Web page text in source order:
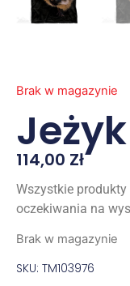
Brak w magazynie
114,00 Zł
Wszystkie
oczekiwania na
Brak w magazynie
SKU: TM103976